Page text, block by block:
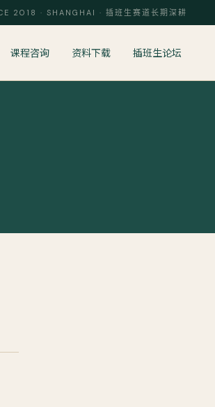
2018 · SHANGHAI · 插班生赛道长期深耕
课程咨询 资料下载 插班生论坛